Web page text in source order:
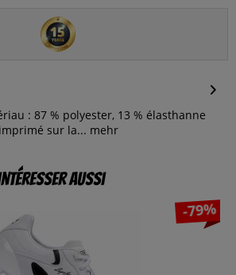
: 87 % polyester, 13 % élasthanne
sur la... mehr
aussi
-79%